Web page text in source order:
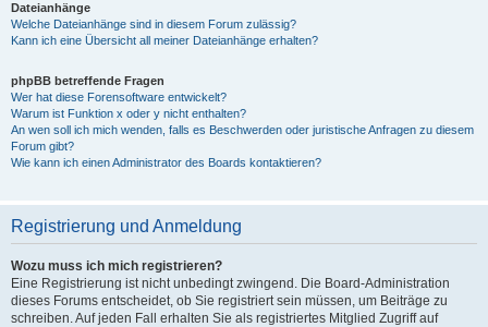
Dateianhänge
Welche Dateianhänge sind in diesem Forum zulässig?
Kann ich eine Übersicht all meiner Dateianhänge erhalten?
phpBB betreffende Fragen
Wer hat diese Forensoftware entwickelt?
Warum ist Funktion x oder y nicht enthalten?
An wen soll ich mich wenden, falls es Beschwerden oder juristische Anfragen zu diesem
Forum gibt?
Wie kann ich einen Administrator des Boards kontaktieren?
Registrierung und Anmeldung
Wozu muss ich mich registrieren?
Eine Registrierung ist nicht unbedingt zwingend. Die Board-Administration
dieses Forums entscheidet, ob Sie registriert sein müssen, um Beiträge zu
schreiben. Auf jeden Fall erhalten Sie als registriertes Mitglied Zugriff auf